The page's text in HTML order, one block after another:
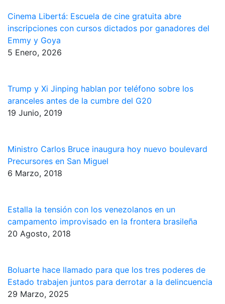
Cinema Libertá: Escuela de cine gratuita abre
inscripciones con cursos dictados por ganadores del
Emmy y Goya
5 Enero, 2026
Trump y Xi Jinping hablan por teléfono sobre los
aranceles antes de la cumbre del G20
19 Junio, 2019
Ministro Carlos Bruce inaugura hoy nuevo boulevard
Precursores en San Miguel
6 Marzo, 2018
Estalla la tensión con los venezolanos en un
campamento improvisado en la frontera brasileña
20 Agosto, 2018
Boluarte hace llamado para que los tres poderes de
Estado trabajen juntos para derrotar a la delincuencia
29 Marzo, 2025